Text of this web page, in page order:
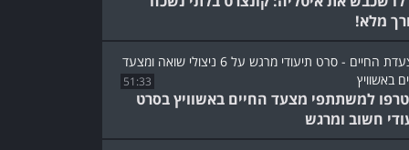
מלא!
51:33
למשתתפי מצעד החיים באשוויץ בסרט
חשוב ומרגש